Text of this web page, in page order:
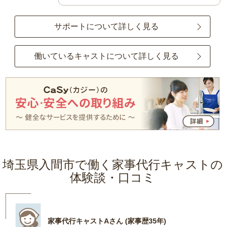
サポートについて詳しく見る
働いているキャストについて詳しく見る
埼玉県入間市で働く家事代行キャストの
体験談・口コミ
家事代行キャストAさん (家事歴35年)